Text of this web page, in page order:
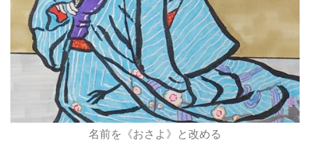
名前を《おさよ》と改める